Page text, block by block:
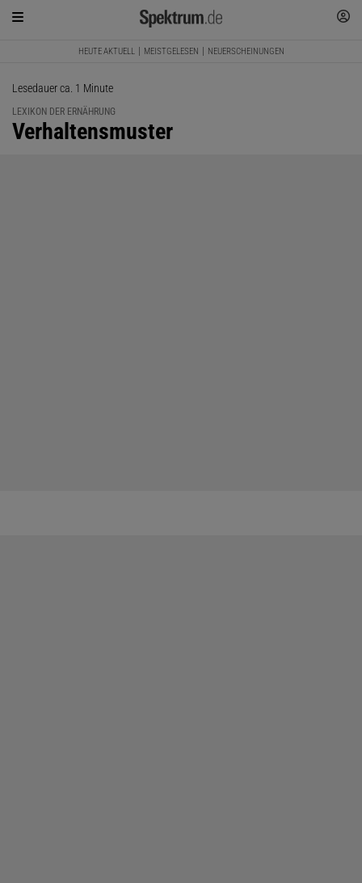
HEUTE AKTUELL MEISTGELESEN NEUERSCHEINUNGEN
Lesedauer ca. 1 Minute
LEXIKON DER ERNÄHRUNG
:
Verhaltensmuster